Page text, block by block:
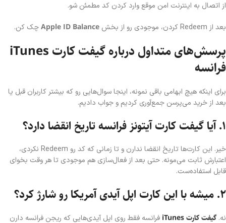
از اتصال به اینترنت امن موقع وارد کردن کد مطمئن شو.
بعد از Redeem کردن، موجودی رو از بخش Apple ID Balanceچک کن.
پرسش‌های متداول درباره گیفت کارت iTunes
فرانسه
برای اینکه هیچ ابهامی باقی نمونه، اینجا سوال‌هایی رو که بیشتر کاربران قبل یا
بعد از خرید می‌پرسن جمع‌آوری کردیم و جواب دادیم.
۱. آیا گیفت کارت آیتونز فرانسه تاریخ انقضا دارد؟
خیر. این کارت‌ها تاریخ انقضا ندارن و تا زمانی که کد رو Redeem نکردی،
اعتبارش ثابت می‌مونه. حتی بعد از فعال‌سازی هم موجودی تا هر وقت بخوای
قابل استفاده‌ست.
۲. میشه با این کارت اپل آیدی آمریکا رو شارژ کرد؟
نه. گیفت کارت iTunes
فرانسه فقط روی اپل آیدی‌هایی که ریجن فرانسه دارن